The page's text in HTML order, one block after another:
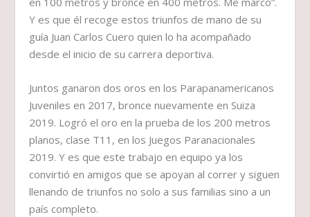
Y es que él recoge estos triunfos de mano de su
guía Juan Carlos Cuero quien lo ha acompañado
desde el inicio de su carrera deportiva.
Juntos ganaron dos oros en los Parapanamericanos
Juveniles en 2017, bronce nuevamente en Suiza
2019. Logró el oro en la prueba de los 200 metros
planos, clase T11, en los Juegos Paranacionales
2019. Y es que este trabajo en equipo ya los
convirtió en amigos que se apoyan al correr y siguen
llenando de triunfos no solo a sus familias sino a un
país completo.